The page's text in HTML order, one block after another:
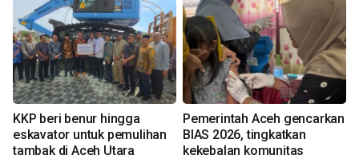
KKP beri benur hingga
eskavator untuk pemulihan
tambak di Aceh Utara
Pemerintah Aceh gencarkan
BIAS 2026, tingkatkan
kekebalan komunitas